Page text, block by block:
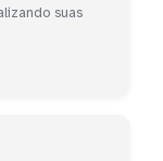
suas